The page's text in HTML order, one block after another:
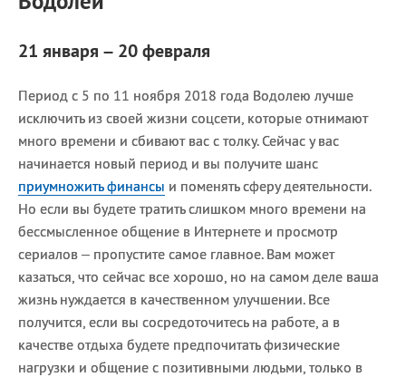
21 января – 20 февраля
Период с 5 по 11 ноября 2018 года Водолею лучше
исключить из своей жизни соцсети, которые отнимают
много времени и сбивают вас с толку. Сейчас у вас
начинается новый период и вы получите шанс
приумножить финансы и поменять сферу деятельности.
Но если вы будете тратить слишком много времени на
бессмысленное общение в Интернете и просмотр
сериалов – пропустите самое главное. Вам может
казаться, что сейчас все хорошо, но на самом деле ваша
жизнь нуждается в качественном улучшении. Все
получится, если вы сосредоточитесь на работе, а в
качестве отдыха будете предпочитать физические
нагрузки и общение с позитивными людьми, только в